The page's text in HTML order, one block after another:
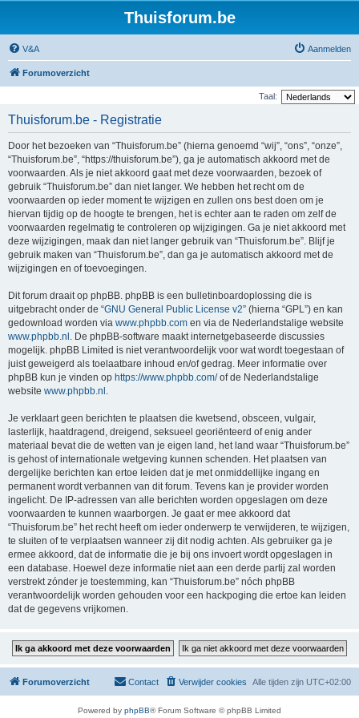
Thuisforum.be
V&A Aanmelden
Forumoverzicht
Taal:
Thuisforum.be - Registratie
Door het bezoeken van “Thuisforum.be” (hierna genoemd “wij”, “ons”, “onze”,
“Thuisforum.be”, “https://thuisforum.be”), ga je automatisch akkoord met de
voorwaarden. Als je niet akkoord gaat met deze voorwaarden, bezoek of
gebruik “Thuisforum.be” dan niet langer. We hebben het recht om de
voorwaarden op ieder moment te wijzigen en zullen ons best doen om je
hiervan tijdig op de hoogte te brengen, het is echter aan te raden om zelf de
voorwaarden regelmatig te controleren op wijzigingen. Ga je niet akkoord met
deze wijzigingen, maak dan niet langer gebruik van “Thuisforum.be”. Blijf je
gebruik maken van “Thuisforum.be”, dan ga je automatisch akkoord met de
wijzigingen en of toevoegingen.
Dit forum draait op phpBB. phpBB is een bulletinboardoplossing die is
uitgebracht onder de “GNU General Public License v2” (hierna “GPL”) en kan
gedownload worden via www.phpbb.com en via de Nederlandstalige website
www.phpbb.nl . De phpBB-software maakt internetgebaseerde discussies
mogelijk. phpBB Limited is niet verantwoordelijk voor wat wordt toegestaan of
juist geweigerd als toelaatbare inhoud en/of gedrag. Meer informatie over
phpBB kun je vinden op https://www.phpbb.com/of de Nederlandstalige
website www.phpbb.nl .
Je verklaart geen berichten te plaatsen die kwetsend, obsceen, vulgair,
lasterlijk, haatdragend, dreigend, seksueel georiënteerd of enig ander
materiaal bevat die de wetten van je eigen land, het land waar “Thuisforum.be”
is gehost of internationale wetgeving kunnen schenden. Het plaatsen van
dergelijke berichten kan ertoe leiden dat je met onmiddellijke ingang en
permanent wordt verbannen van dit forum. Tevens kan je provider worden
ingelicht. De IP-adressen van alle berichten worden opgeslagen om deze
voorwaarden te kunnen waarborgen. Je gaat er mee akkoord dat
“Thuisforum.be” het recht heeft om ieder onderwerp te verwijderen, te wijzigen,
te sluiten of te verplaatsen wanneer zij dit nodig achten. Als gebruiker ga je
ermee akkoord, dat de informatie die je bij ons invoert wordt opgeslagen in
een database. Hoewel deze informatie niet aan een derde partij zal worden
verstrekt zónder je toestemming, kan “Thuisforum.be” nóch phpBB
verantwoordelijk worden gehouden voor een hackpoging die ertoe kan leiden
dat de gegevens vrijkomen.
Forumoverzicht Alle tijden zijn UTC+02:00
Verwijder cookies
Contact
Powered by phpBB® Forum Software © phpBB Limited